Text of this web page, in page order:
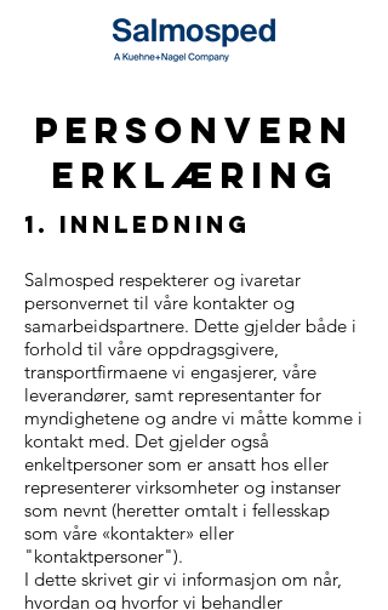
Personvern
erklæring
1. innledning
Salmosped respekterer og ivaretar
personvernet til våre kontakter og
samarbeidspartnere. Dette gjelder både i
forhold til våre oppdragsgivere,
transportfirmaene vi engasjerer, våre
leverandører, samt representanter for
myndighetene og andre vi måtte komme i
kontakt med. Det gjelder også
enkeltpersoner som er ansatt hos eller
representerer virksomheter og instanser
som nevnt (heretter omtalt i fellesskap
som våre «kontakter» eller
"kontaktpersoner").
I dette skrivet gir vi informasjon om når,
hvordan og hvorfor vi behandler